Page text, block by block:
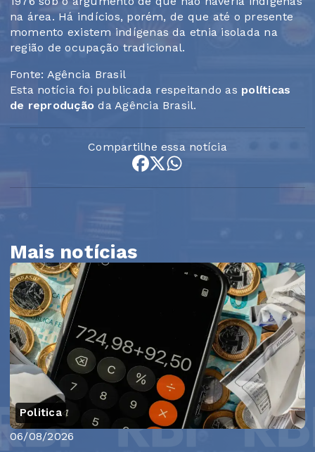
na área. Há indícios, porém, de que até o presente
momento existem indígenas da etnia isolada na
região de ocupação tradicional.
Fonte: Agência Brasil
Esta notícia foi publicada respeitando as políticas
de reprodução da Agência Brasil.
Compartilhe essa notícia
Mais notícias
Politica
06/08/2026